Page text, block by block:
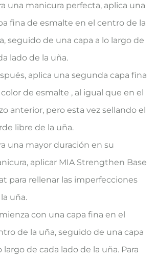
una manicura perfecta, aplica una
fina de esmalte en el centro de la
seguido de una capa a lo largo de
lado de la uña.
aplica una segunda capa fina
de esmalte , al igual que en el
anterior, pero esta vez sellando el
libre de la uña.
una mayor duración en su
aplicar MIA Strengthen Base
para rellenar las imperfecciones
uña.
con una capa fina en el
de la uña, seguido de una capa
largo de cada lado de la uña. Para